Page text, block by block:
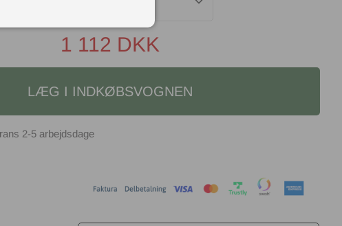
1 112 DKK
LÆG I INDKØBSVOGNEN
2-5 arbejdsdage